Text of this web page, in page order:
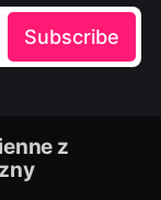
Subscribe
z